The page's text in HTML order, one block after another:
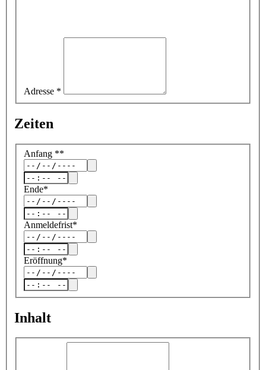
Adresse *
Zeiten
Anfang **
Ende*
Anmeldefrist*
Eröffnung*
Inhalt